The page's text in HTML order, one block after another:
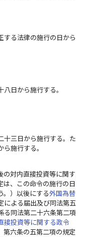
する法律の施行の日から
日から施行する。
十三日から施行する。た
施行する。
の対内直接投資等に関す
は、この命令の施行の日
。）以後にする外国為替
による届出及び同法第五
る同法第二十六条第二項
接投資等に関する政令
第六条の五第二項の規定